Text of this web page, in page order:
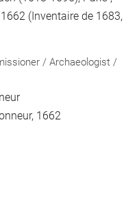
(Inventaire de 1683,
/ Archaeologist /
1662